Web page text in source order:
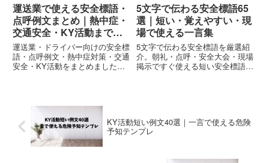
運送業で使える安全標語・
点呼例文まとめ｜熱中症・
交通安全・KY活動まで完
全網羅
運送業・ドライバー向けの安全標
語・点呼例文・熱中症対策・交通
安全・KY活動をまとめました。
5文字で伝わる安全標語65
選｜短い・覚えやすい・現
場で使える一言集
5文字で伝わる安全標語を厳選紹
介。朝礼・点呼・安全大会・現場
掲示ですぐ使える短い安全標語
KY活動短い例文40選｜一言で使える危険
予知テンプレ